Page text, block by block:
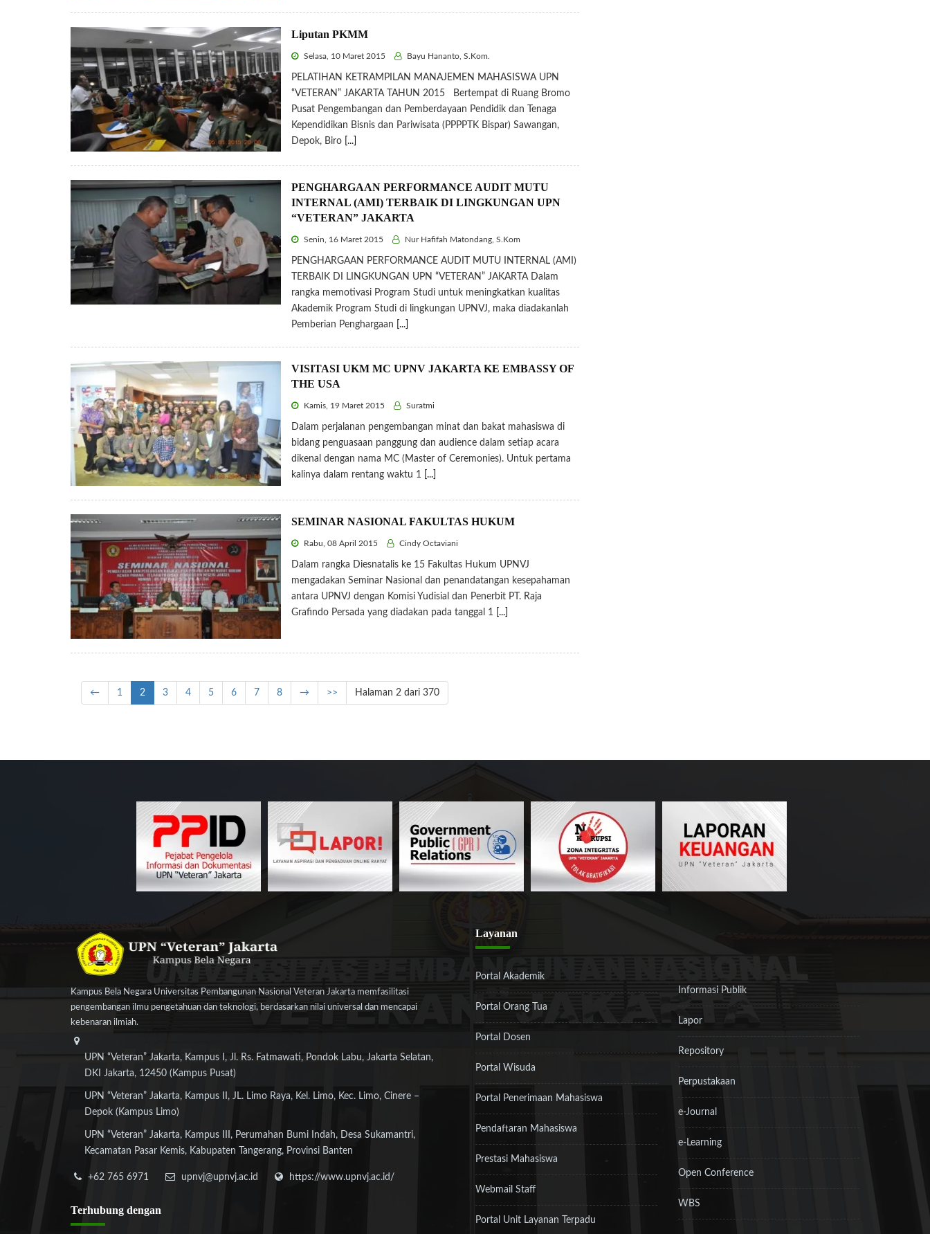
Liputan PKMM
Selasa, 10 Maret 2015 Bayu Hananto, S.Kom.
PELATIHAN KETRAMPILAN MANAJEMEN MAHASISWA UPN
“VETERAN” JAKARTA TAHUN 2015 Bertempat di Ruang Bromo
Pusat Pengembangan dan Pemberdayaan Pendidik dan Tenaga
Kependidikan Bisnis dan Pariwisata (PPPPTK Bispar) Sawangan,
Depok, Biro [...]
PENGHARGAAN PERFORMANCE AUDIT MUTU
INTERNAL (AMI) TERBAIK DI LINGKUNGAN UPN
“VETERAN” JAKARTA
Senin, 16 Maret 2015 Nur Hafifah Matondang, S.Kom
PENGHARGAAN PERFORMANCE AUDIT MUTU INTERNAL (AMI)
TERBAIK DI LINGKUNGAN UPN “VETERAN” JAKARTA Dalam
rangka memotivasi Program Studi untuk meningkatkan kualitas
Akademik Program Studi di lingkungan UPNVJ, maka diadakanlah
Pemberian Penghargaan
[...]
VISITASI UKM MC UPNV JAKARTA KE EMBASSY OF
THE USA
Kamis, 19 Maret 2015 Suratmi
Dalam perjalanan pengembangan minat dan bakat mahasiswa di
bidang penguasaan panggung dan audience dalam setiap acara
dikenal dengan nama MC (Master of Ceremonies). Untuk pertama
kalinya dalam rentang waktu 1 [...]
SEMINAR NASIONAL FAKULTAS HUKUM
Rabu, 08 April 2015 Cindy Octaviani
Dalam rangka Diesnatalis ke 15 Fakultas Hukum UPNVJ
mengadakan Seminar Nasional dan penandatangan kesepahaman
antara UPNVJ dengan Komisi Yudisial dan Penerbit PT. Raja
Grafindo Persada yang diadakan pada tanggal 1 [...]
← 1 2 3 4 5 6 7 8 → >> Halaman 2 dari 370
Kampus Bela Negara Universitas Pembangunan Nasional Veteran Jakarta memfasilitasi
pengembangan ilmu pengetahuan dan teknologi, berdasarkan nilai universal dan mencapai
kebenaran ilmiah.
UPN “Veteran” Jakarta, Kampus I, Jl. Rs. Fatmawati, Pondok Labu, Jakarta Selatan,
DKI Jakarta, 12450 (Kampus Pusat)
UPN “Veteran” Jakarta, Kampus II, JL. Limo Raya, Kel. Limo, Kec. Limo, Cinere –
Depok (Kampus Limo)
UPN “Veteran” Jakarta, Kampus III, Perumahan Bumi Indah, Desa Sukamantri,
Kecamatan Pasar Kemis, Kabupaten Tangerang, Provinsi Banten
+62 765 6971 upnvj@upnvj.ac.id https://www.upnvj.ac.id/
Terhubung dengan
Layanan
Portal Akademik
Portal Orang Tua
Portal Dosen
Portal Wisuda
Portal Penerimaan Mahasiswa
Pendaftaran Mahasiswa
Prestasi Mahasiswa
Webmail Staff
Portal Unit Layanan Terpadu
Informasi Publik
Lapor
Repository
Perpustakaan
e-Journal
e-Learning
Open Conference
WBS